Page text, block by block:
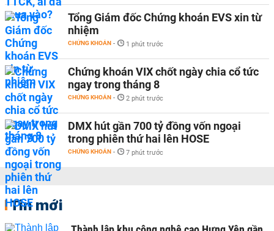
Tổng Giám đốc Chứng khoán EVS xin từ
nhiệm
CHỨNG KHOÁN - 1 phút trước
Chứng khoán VIX chốt ngày chia cổ tức
ngay trong tháng 8
CHỨNG KHOÁN - 2 phút trước
DMX hút gần 700 tỷ đồng vốn ngoại
trong phiên thứ hai lên HOSE
CHỨNG KHOÁN - 7 phút trước
Tin mới